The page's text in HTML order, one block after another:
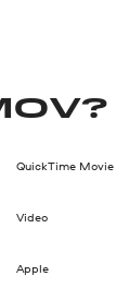
QuickTime Movie
Video
Apple